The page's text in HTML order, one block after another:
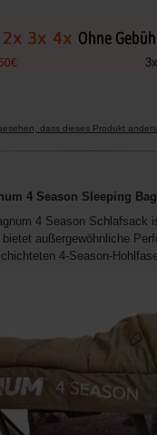
50€ 3x
dass dieses Produkt
4 Season Sleeping
4 Season Schlafsack
außergewöhnliche
4-Season-